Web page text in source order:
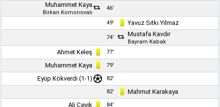
Muhammet Kaya
Birkan Komonovalı
46'
49' Yavuz Sıtkı Yılmaz
74' Mustafa Kavdır
Bayram Kabak
Ahmet Keleş 77'
Muhammet Kaya 79'
Eyüp Kökverdi (1-1) 82'
82'
Mahmut Karakaya
Ali Çevik
84'